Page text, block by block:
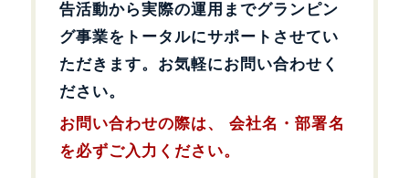
告活動から実際の運用までグランピン
グ事業をトータルにサポートさせてい
ただきます。お気軽にお問い合わせく
ださい。
お問い合わせの際は、 会社名・部署名
を必ずご入力ください。